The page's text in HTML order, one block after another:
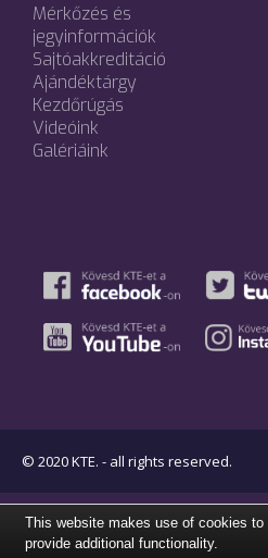
Mérkőzés és
jegyinformációk
Sajtóakkreditáció
Ajándéktárgy
Kezdőrúgás
Videóink
Galériáink
© 2020 KTE. - all rights reserved.
This website makes use of cookies to
provide additional functionality.